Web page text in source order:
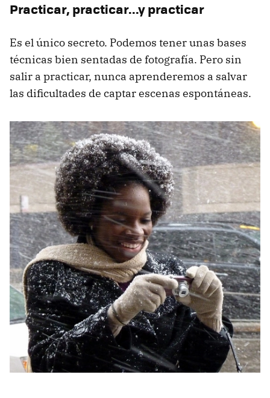
Practicar, practicar...y practicar
Es el único secreto. Podemos tener unas bases
técnicas bien sentadas de fotografía. Pero sin
salir a practicar, nunca aprenderemos a salvar
las dificultades de captar escenas espontáneas.